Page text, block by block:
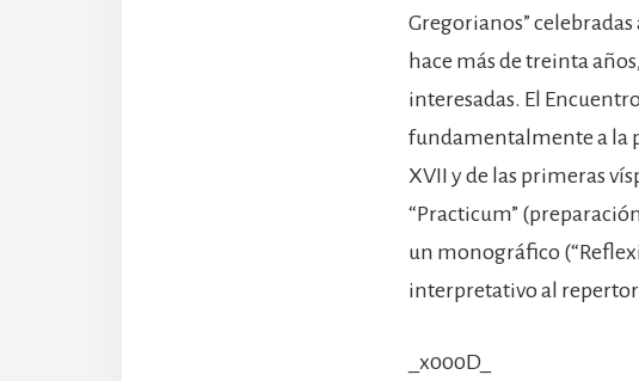
Gregorianos”
hace más de treinta
interesadas. El
fundamentalmente a la
XVII y de las primeras
“Practicum”
un monográfico
interpretativo al
_x000D_